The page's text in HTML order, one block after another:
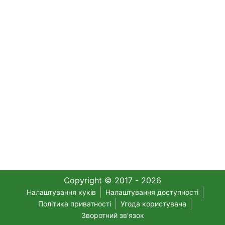
Copyright © 2017 - 2026
Налаштування куків
Налаштування доступності
Політика приватності
Угода користувача
Зворотний зв'язок